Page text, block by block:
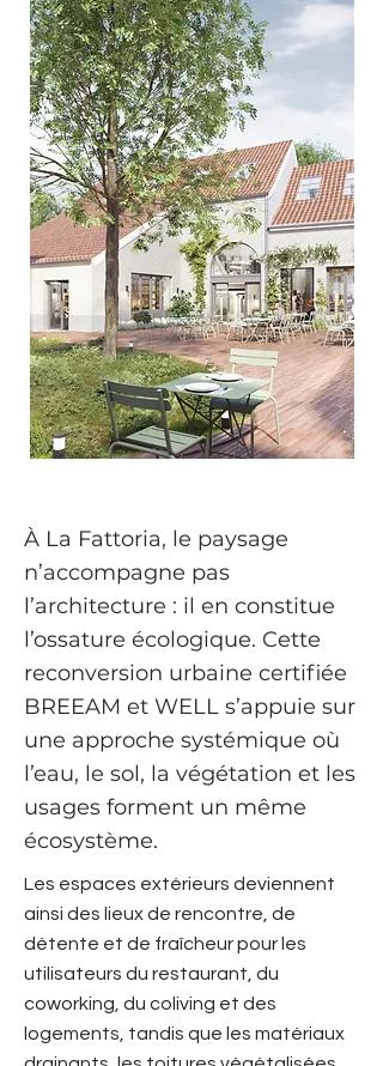
À La Fattoria, le paysage
n’accompagne pas
l’architecture : il en constitue
l’ossature écologique. Cette
reconversion urbaine certifiée
BREEAM et WELL s’appuie sur
une approche systémique où
l’eau, le sol, la végétation et les
usages forment un même
écosystème.
Les espaces extérieurs deviennent
ainsi des lieux de rencontre, de
détente et de fraîcheur pour les
utilisateurs du restaurant, du
coworking, du coliving et des
logements, tandis que les matériaux